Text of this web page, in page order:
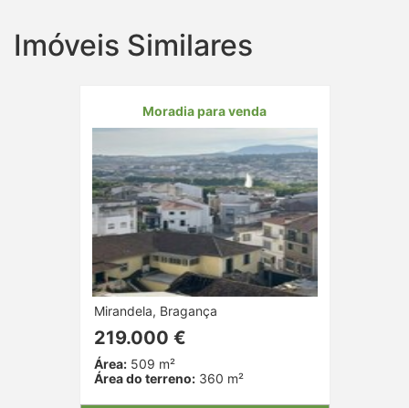
Imóveis Similares
Moradia para venda
Mirandela, Bragança
219.000 €
Área:509 m²
Área do terreno:360 m²